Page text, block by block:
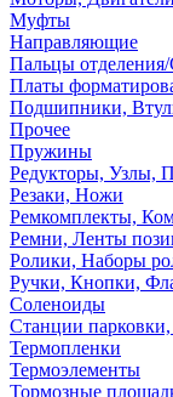
Муфты
Направляющие
Пальцы
Платы
Подшипники,
Прочее
Пружины
Редукторы, Узлы,
Резаки, Ножи
Ремкомплекты,
Ремни, Ленты
Ролики, Наборы
Ручки, Кнопки,
Соленоиды
Станции
Термопленки
Термоэлементы
Тормозные